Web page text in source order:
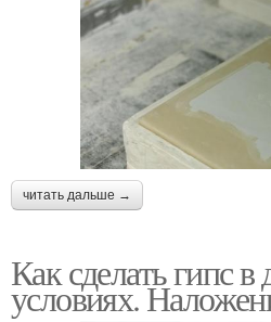
читать дальше →
Как сделать гипс
условиях.